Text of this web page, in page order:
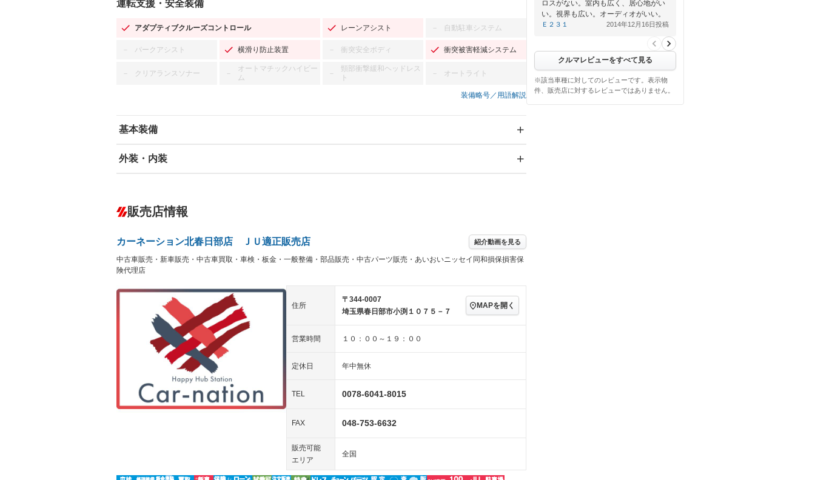
運転支援・安全装備
アダプティブクルーズコントロール レーンアシスト － 自動駐車システム
－ パークアシスト 横滑り防止装置 － 衝突安全ボディ 衝突被害軽減システム
－ クリアランスソナー －
オートマチックハイビー
ム
－
頸部衝撃緩和ヘッドレス
ト
－ オートライト
装備略号／用語解説
基本装備
エアバッグ：運転席/助手席/サイド
－ ダウンヒルアシストコントロール
Bluetooth接続 － 100V電源 センターデフロック
－ レンタカーアップ
装備略号／用語解説
外装・内装
オーディオ：CDまたはCDチェンジャー／ミュージック
プレイヤー接続可／ミュージックサーバー
－
ヘッドライトウォッシャ
ー
－ 革シート キーレス
－ LEDヘッドランプ HID(キセノンライト) － ポータブルナビ バックカメラ
ランフラットタイヤ パワーシート 3列シート － ベンチシート
フルフラットシート － チップアップシート
シートヒーター －
フロントカメラ 全周囲カメラ
ルーフレール － エアサスペンション
販売店情報
カーネーション北春日部店 ＪＵ適正販売店 紹介動画を見る
中古車販売・新車販売・中古車買取・車検・板金・一般整備・部品販売・中古パーツ販売・あいおいニッセイ同和損保損害保
険代理店
住所
〒344-0007
埼玉県春日部市小渕１０７５－７
MAPを開く
営業時間 １０：００～１９：００
定休日 年中無休
TEL 0078-6041-8015
FAX 048-753-6632
販売可能
エリア
全国
ロスがない。室内も広く、居心地がい
い。視界も広い。オーディオがいい。
Ｅ２３１ 2014年12月16日投稿
クルマレビューをすべて見る
※該当車種に対してのレビューです。表示物
件、販売店に対するレビューではありません。